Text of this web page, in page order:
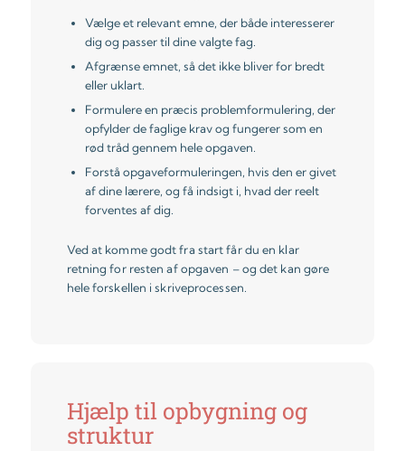
Vælge et relevant emne, der både interesserer
dig og passer til dine valgte fag.
Afgrænse emnet, så det ikke bliver for bredt
eller uklart.
Formulere en præcis problemformulering, der
opfylder de faglige krav og fungerer som en
rød tråd gennem hele opgaven.
Forstå opgaveformuleringen, hvis den er givet
af dine lærere, og få indsigt i, hvad der reelt
forventes af dig.
Ved at komme godt fra start får du en klar
retning for resten af opgaven – og det kan gøre
hele forskellen i skriveprocessen.
Hjælp til opbygning og
struktur